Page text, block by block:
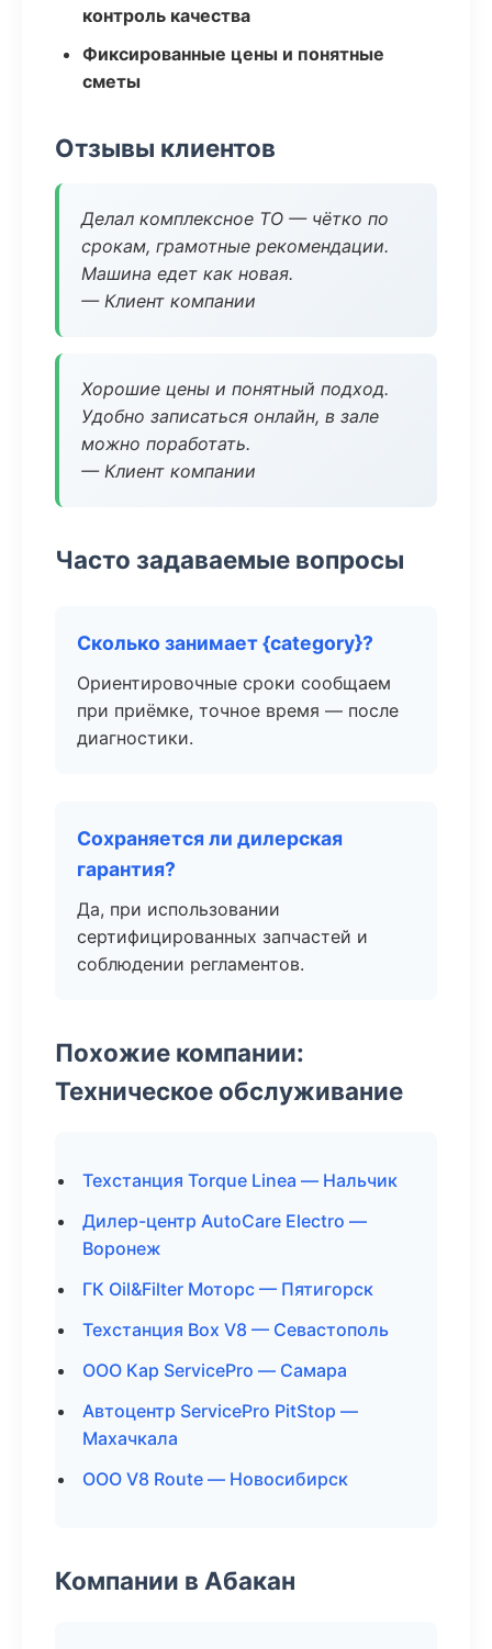
контроль качества
Фиксированные цены и понятные
сметы
Отзывы клиентов
Делал комплексное ТО — чётко по
срокам, грамотные рекомендации.
Машина едет как новая.
— Клиент компании
Хорошие цены и понятный подход.
Удобно записаться онлайн, в зале
можно поработать.
— Клиент компании
Часто задаваемые вопросы
Сколько занимает {category}?
Ориентировочные сроки сообщаем
при приёмке, точное время — после
диагностики.
Сохраняется ли дилерская
гарантия?
Да, при использовании
сертифицированных запчастей и
соблюдении регламентов.
Похожие компании:
Техническое обслуживание
Техстанция Torque Linea — Нальчик
Дилер-центр AutoCare Electro —
Воронеж
ГК Oil&Filter Моторс — Пятигорск
Техстанция Box V8 — Севастополь
ООО Кар ServicePro — Самара
Автоцентр ServicePro PitStop —
Махачкала
ООО V8 Route — Новосибирск
Компании в Абакан